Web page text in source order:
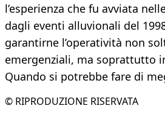
l’esperienza che fu avviata
dagli eventi alluvionali del
garantirne l’operatività non
emergenziali, ma soprattutto
Quando si potrebbe fare di
© RIPRODUZIONE RISERVATA